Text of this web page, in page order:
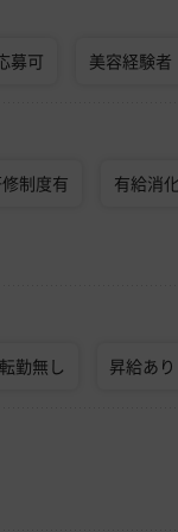
募可 美容経験者
制度有 有給消
勤無し 昇給あり